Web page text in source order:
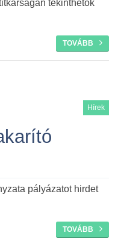
tekinthetők
TOVÁBB
Hírek
pályázatot hirdet
TOVÁBB